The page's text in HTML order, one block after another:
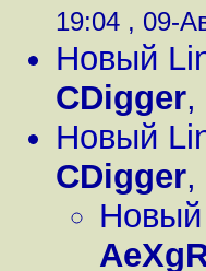
19:04 , 09-
Новый
CDigger,
Новый
CDigger,
Новый